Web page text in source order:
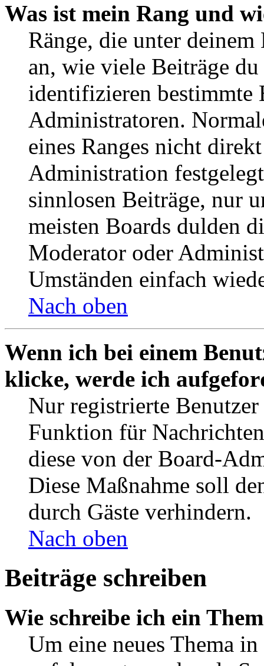
Was ist mein Rang und
Ränge, die unter deinem
an, wie viele Beiträge
identifizieren bestimmte
Administratoren.
eines Ranges nicht
Administration
sinnlosen Beiträge, nur
meisten Boards dulden
Moderator oder
Umständen einfach
Nach oben
Wenn ich bei einem
klicke, werde ich
Nur registrierte
Funktion für
diese von der Board-
Diese Maßnahme soll
durch Gäste verhindern.
Nach oben
Beiträge schreiben
Wie schreibe ich ein
Um eine neues Thema